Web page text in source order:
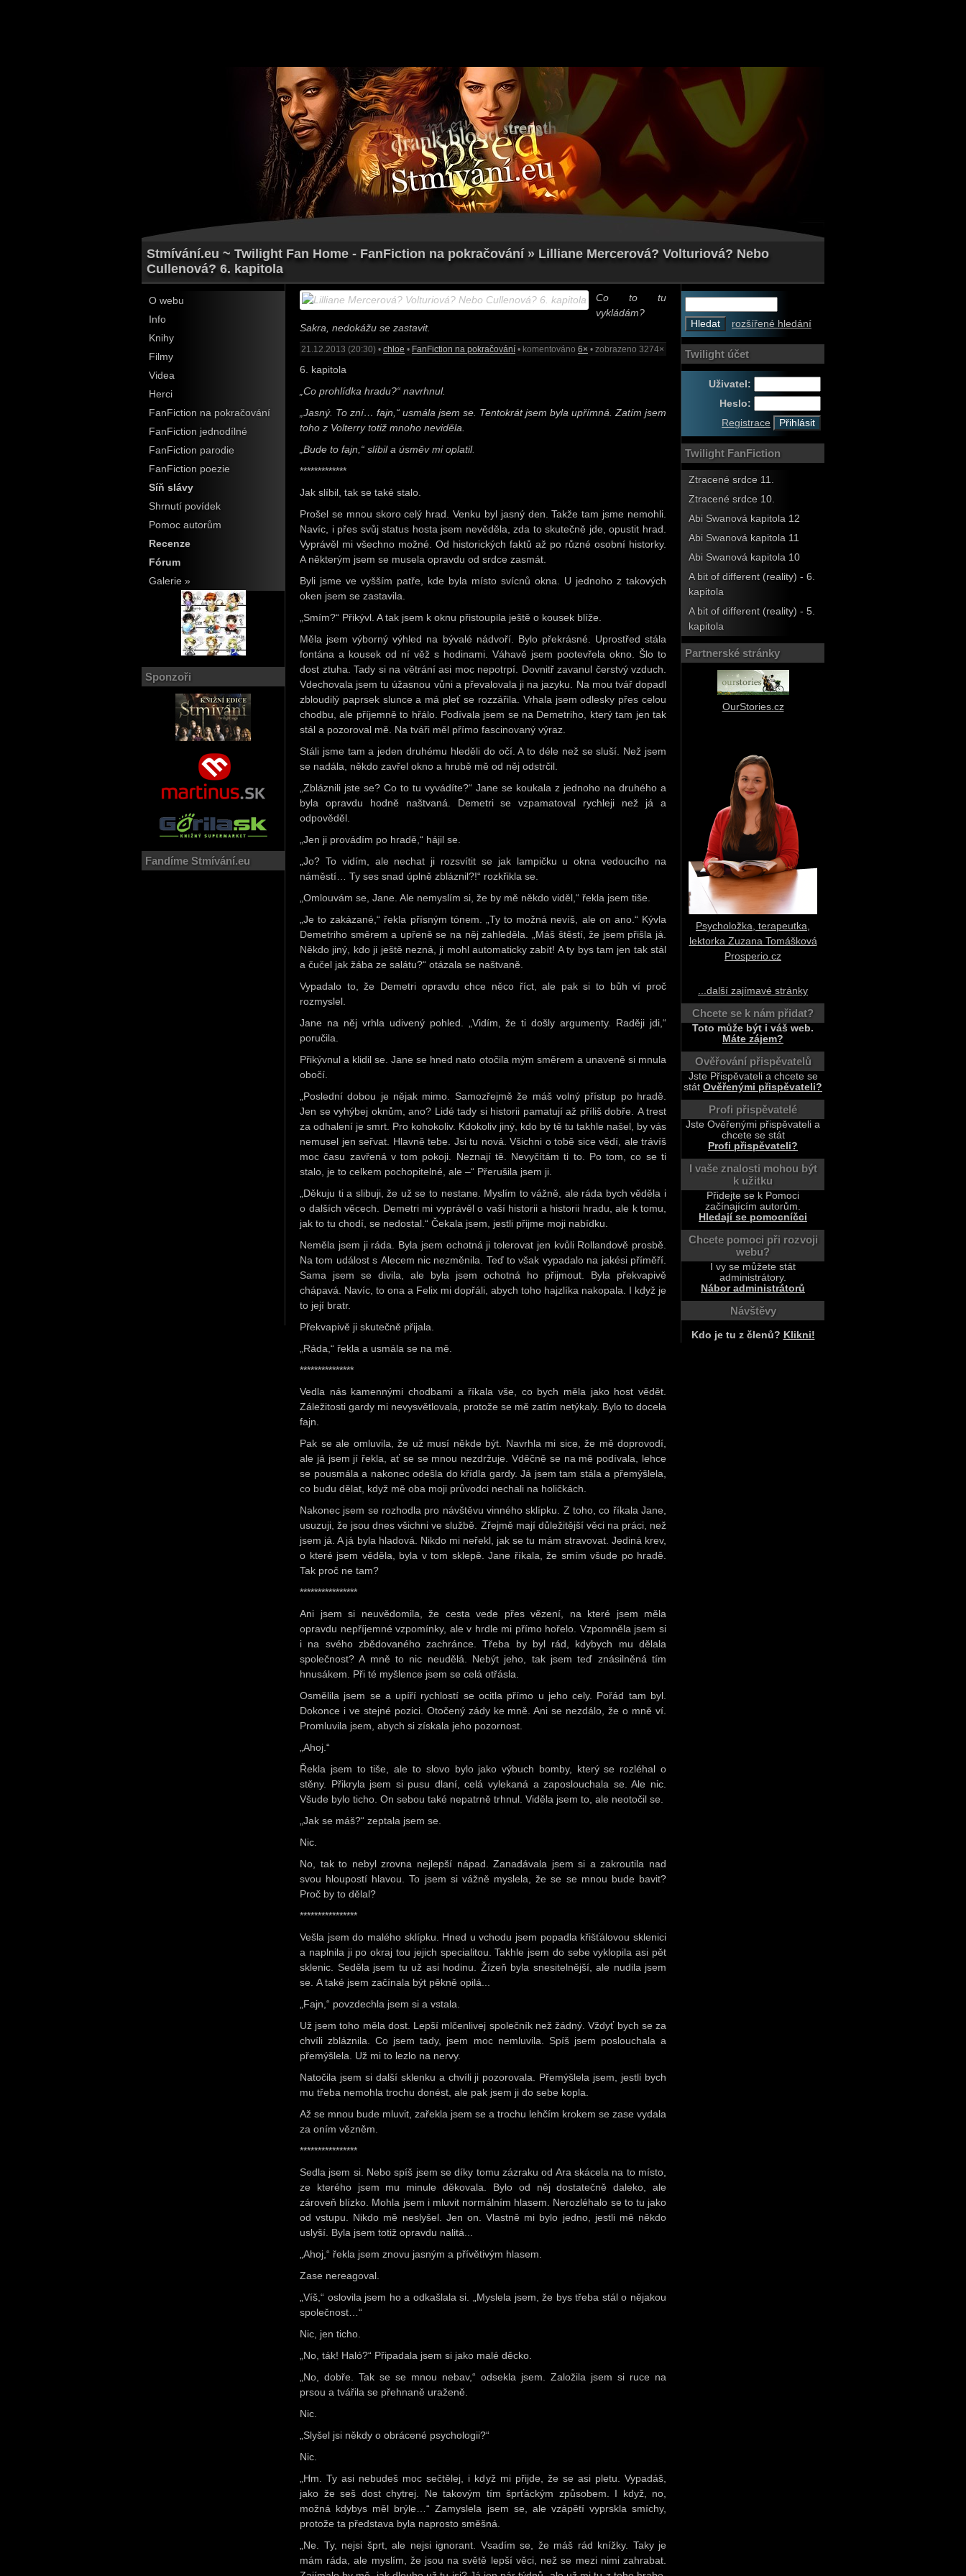
Stmívání.eu ~ Twilight Fan Home - FanFiction na pokračování » Lilliane Mercerová? Volturiová? Nebo
Cullenová? 6. kapitola
O webu
Info
Knihy
Filmy
Videa
Herci
FanFiction na pokračování
FanFiction jednodílné
FanFiction parodie
FanFiction poezie
Síň slávy
Shrnutí povídek
Pomoc autorům
Recenze
Fórum
Galerie »
Sponzoři
Fandíme Stmívání.eu
Co to tu
vykládám?
Sakra, nedokážu se zastavit.
21.12.2013 (20:30) • chloe • FanFiction na pokračování • komentováno 6× • zobrazeno 3274×
6. kapitola
„Co prohlídka hradu?“ navrhnul.
„Jasný. To zní… fajn,“ usmála jsem se. Tentokrát jsem byla upřímná. Zatím jsem
toho z Volterry totiž mnoho neviděla.
„Bude to fajn,“ slíbil a úsměv mi oplatil.
*************
Jak slíbil, tak se také stalo.
Prošel se mnou skoro celý hrad. Venku byl jasný den. Takže tam jsme nemohli.
Navíc, i přes svůj status hosta jsem nevěděla, zda to skutečně jde, opustit hrad.
Vyprávěl mi všechno možné. Od historických faktů až po různé osobní historky.
A některým jsem se musela opravdu od srdce zasmát.
Byli jsme ve vyšším patře, kde byla místo svícnů okna. U jednoho z takových
oken jsem se zastavila.
„Smím?“ Přikývl. A tak jsem k oknu přistoupila ještě o kousek blíže.
Měla jsem výborný výhled na bývalé nádvoří. Bylo překrásné. Uprostřed stála
fontána a kousek od ní věž s hodinami. Váhavě jsem pootevřela okno. Šlo to
dost ztuha. Tady si na větrání asi moc nepotrpí. Dovnitř zavanul čerstvý vzduch.
Vdechovala jsem tu úžasnou vůni a převalovala ji na jazyku. Na mou tvář dopadl
zbloudilý paprsek slunce a má pleť se rozzářila. Vrhala jsem odlesky přes celou
chodbu, ale příjemně to hřálo. Podívala jsem se na Demetriho, který tam jen tak
stál a pozoroval mě. Na tváři měl přímo fascinovaný výraz.
Stáli jsme tam a jeden druhému hleděli do očí. A to déle než se sluší. Než jsem
se nadála, někdo zavřel okno a hrubě mě od něj odstrčil.
„Zbláznili jste se? Co to tu vyvádíte?“ Jane se koukala z jednoho na druhého a
byla opravdu hodně naštvaná. Demetri se vzpamatoval rychleji než já a
odpověděl.
„Jen ji provádím po hradě,“ hájil se.
„Jo? To vidím, ale nechat ji rozsvítit se jak lampičku u okna vedoucího na
náměstí… Ty ses snad úplně zbláznil?!“ rozkřikla se.
„Omlouvám se, Jane. Ale nemyslím si, že by mě někdo viděl,“ řekla jsem tiše.
„Je to zakázané,“ řekla přísným tónem. „Ty to možná nevíš, ale on ano.“ Kývla
Demetriho směrem a upřeně se na něj zahleděla. „Máš štěstí, že jsem přišla já.
Někdo jiný, kdo ji ještě nezná, ji mohl automaticky zabít! A ty bys tam jen tak stál
a čučel jak žába ze salátu?“ otázala se naštvaně.
Vypadalo to, že Demetri opravdu chce něco říct, ale pak si to bůh ví proč
rozmyslel.
Jane na něj vrhla udivený pohled. „Vidím, že ti došly argumenty. Raději jdi,“
poručila.
Přikývnul a klidil se. Jane se hned nato otočila mým směrem a unaveně si mnula
obočí.
„Poslední dobou je nějak mimo. Samozřejmě že máš volný přístup po hradě.
Jen se vyhýbej oknům, ano? Lidé tady si historii pamatují až příliš dobře. A trest
za odhalení je smrt. Pro kohokoliv. Kdokoliv jiný, kdo by tě tu takhle našel, by vás
nemusel jen seřvat. Hlavně tebe. Jsi tu nová. Všichni o tobě sice vědí, ale trávíš
moc času zavřená v tom pokoji. Neznají tě. Nevyčítám ti to. Po tom, co se ti
stalo, je to celkem pochopitelné, ale –“ Přerušila jsem ji.
„Děkuju ti a slibuji, že už se to nestane. Myslím to vážně, ale ráda bych věděla i
o dalších věcech. Demetri mi vyprávěl o vaší historii a historii hradu, ale k tomu,
jak to tu chodí, se nedostal.“ Čekala jsem, jestli přijme moji nabídku.
Neměla jsem ji ráda. Byla jsem ochotná ji tolerovat jen kvůli Rollandově prosbě.
Na tom událost s Alecem nic nezměnila. Teď to však vypadalo na jakési příměří.
Sama jsem se divila, ale byla jsem ochotná ho přijmout. Byla překvapivě
chápavá. Navíc, to ona a Felix mi dopřáli, abych toho hajzlíka nakopala. I když je
to její bratr.
Překvapivě ji skutečně přijala.
„Ráda,“ řekla a usmála se na mě.
***************
Vedla nás kamennými chodbami a říkala vše, co bych měla jako host vědět.
Záležitosti gardy mi nevysvětlovala, protože se mě zatím netýkaly. Bylo to docela
fajn.
Pak se ale omluvila, že už musí někde být. Navrhla mi sice, že mě doprovodí,
ale já jsem jí řekla, ať se se mnou nezdržuje. Vděčně se na mě podívala, lehce
se pousmála a nakonec odešla do křídla gardy. Já jsem tam stála a přemýšlela,
co budu dělat, když mě oba moji průvodci nechali na holičkách.
Nakonec jsem se rozhodla pro návštěvu vinného sklípku. Z toho, co říkala Jane,
usuzuji, že jsou dnes všichni ve službě. Zřejmě mají důležitější věci na práci, než
jsem já. A já byla hladová. Nikdo mi neřekl, jak se tu mám stravovat. Jediná krev,
o které jsem věděla, byla v tom sklepě. Jane říkala, že smím všude po hradě.
Tak proč ne tam?
****************
Ani jsem si neuvědomila, že cesta vede přes vězení, na které jsem měla
opravdu nepříjemné vzpomínky, ale v hrdle mi přímo hořelo. Vzpomněla jsem si
i na svého zbědovaného zachránce. Třeba by byl rád, kdybych mu dělala
společnost? A mně to nic neudělá. Nebýt jeho, tak jsem teď znásilněná tím
hnusákem. Při té myšlence jsem se celá otřásla.
Osmělila jsem se a upíří rychlostí se ocitla přímo u jeho cely. Pořád tam byl.
Dokonce i ve stejné pozici. Otočený zády ke mně. Ani se nezdálo, že o mně ví.
Promluvila jsem, abych si získala jeho pozornost.
„Ahoj.“
Řekla jsem to tiše, ale to slovo bylo jako výbuch bomby, který se rozléhal o
stěny. Přikryla jsem si pusu dlaní, celá vylekaná a zaposlouchala se. Ale nic.
Všude bylo ticho. On sebou také nepatrně trhnul. Viděla jsem to, ale neotočil se.
„Jak se máš?“ zeptala jsem se.
Nic.
No, tak to nebyl zrovna nejlepší nápad. Zanadávala jsem si a zakroutila nad
svou hloupostí hlavou. To jsem si vážně myslela, že se se mnou bude bavit?
Proč by to dělal?
****************
Vešla jsem do malého sklípku. Hned u vchodu jsem popadla křišťálovou sklenici
a naplnila ji po okraj tou jejich specialitou. Takhle jsem do sebe vyklopila asi pět
sklenic. Seděla jsem tu už asi hodinu. Žízeň byla snesitelnější, ale nudila jsem
se. A také jsem začínala být pěkně opilá...
„Fajn,“ povzdechla jsem si a vstala.
Už jsem toho měla dost. Lepší mlčenlivej společník než žádný. Vždyť bych se za
chvíli zbláznila. Co jsem tady, jsem moc nemluvila. Spíš jsem poslouchala a
přemýšlela. Už mi to lezlo na nervy.
Natočila jsem si další sklenku a chvíli ji pozorovala. Přemýšlela jsem, jestli bych
mu třeba nemohla trochu donést, ale pak jsem ji do sebe kopla.
Až se mnou bude mluvit, zařekla jsem se a trochu lehčím krokem se zase vydala
za oním vězněm.
****************
Sedla jsem si. Nebo spíš jsem se díky tomu zázraku od Ara skácela na to místo,
ze kterého jsem mu minule děkovala. Bylo od něj dostatečně daleko, ale
zároveň blízko. Mohla jsem i mluvit normálním hlasem. Nerozléhalo se to tu jako
od vstupu. Nikdo mě neslyšel. Jen on. Vlastně mi bylo jedno, jestli mě někdo
uslyší. Byla jsem totiž opravdu nalitá...
„Ahoj,“ řekla jsem znovu jasným a přívětivým hlasem.
Zase nereagoval.
„Víš,“ oslovila jsem ho a odkašlala si. „Myslela jsem, že bys třeba stál o nějakou
společnost…“
Nic, jen ticho.
„No, ták! Haló?“ Připadala jsem si jako malé děcko.
„No, dobře. Tak se se mnou nebav,“ odsekla jsem. Založila jsem si ruce na
prsou a tvářila se přehnaně uraženě.
Nic.
„Slyšel jsi někdy o obrácené psychologii?“
Nic.
„Hm. Ty asi nebudeš moc sečtělej, i když mi přijde, že se asi pletu. Vypadáš,
jako že seš dost chytrej. Ne takovým tím šprťáckým způsobem. I když, no,
možná kdybys měl brýle…“ Zamyslela jsem se, ale vzápětí vyprskla smíchy,
protože ta představa byla naprosto směšná.
„Ne. Ty, nejsi šprt, ale nejsi ignorant. Vsadím se, že máš rád knížky. Taky je
mám ráda, ale myslím, že jsou na světě lepší věci, než se mezi nimi zahrabat.
rozšířené hledání
Twilight účet
Uživatel:
Heslo:
Registrace
Twilight FanFiction
Ztracené srdce 11.
Ztracené srdce 10.
Abi Swanová kapitola 12
Abi Swanová kapitola 11
Abi Swanová kapitola 10
A bit of different (reality) - 6.
kapitola
A bit of different (reality) - 5.
kapitola
Partnerské stránky
OurStories.cz
Psycholožka, terapeutka,
lektorka Zuzana Tomášková
Prosperio.cz
...další zajímavé stránky
Chcete se k nám přidat?
Toto může být i váš web.
Máte zájem?
Ověřování přispěvatelů
Jste Přispěvateli a chcete se
stát Ověřenými přispěvateli?
Profi přispěvatelé
Jste Ověřenými přispěvateli a
chcete se stát
Profi přispěvateli?
I vaše znalosti mohou být
k užitku
Přidejte se k Pomoci
začínajícím autorům.
Hledají se pomocníčci
Chcete pomoci při rozvoji
webu?
I vy se můžete stát
administrátory.
Nábor administrátorů
Návštěvy
Kdo je tu z členů? Klikni!